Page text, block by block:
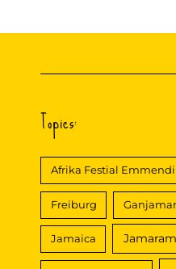
Topics:
Afrika Festial
Freiburg
Jamaica Jamaram